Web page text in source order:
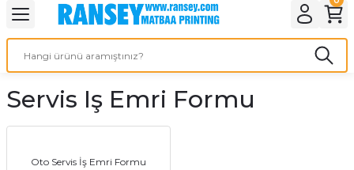
Geri Dön
Geri Dön
Geri Dön
Geri Dön
Ürünleri
Geri Dön
Geri Dön
Geri Dön
Servis Iş Emri Formu
Oto Servis İş Emri Formu